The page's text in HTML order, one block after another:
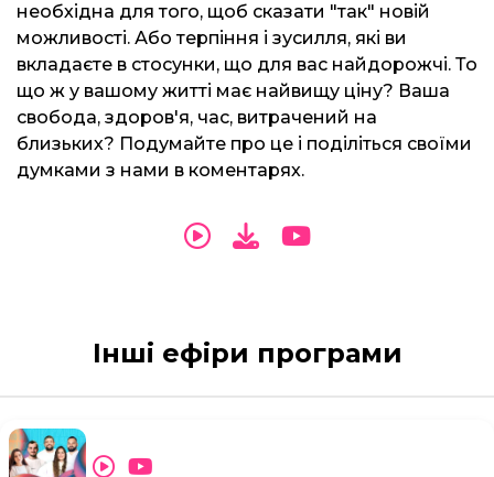
необхідна для того, щоб сказати "так" новій
можливості. Або терпіння і зусилля, які ви
вкладаєте в стосунки, що для вас найдорожчі. То
що ж у вашому житті має найвищу ціну? Ваша
свобода, здоров'я, час, витрачений на
близьких? Подумайте про це і поділіться своїми
думками з нами в коментарях.
Інші ефіри програми